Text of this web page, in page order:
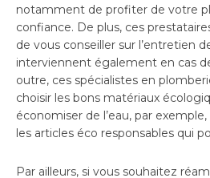
notamment de profiter de votre
confiance. De plus, ces
de vous conseiller sur l’entretien
interviennent également en cas
outre, ces spécialistes en
choisir les bons matériaux
économiser de l’eau, par
les articles éco responsables qui
Par ailleurs, si vous souhaitez